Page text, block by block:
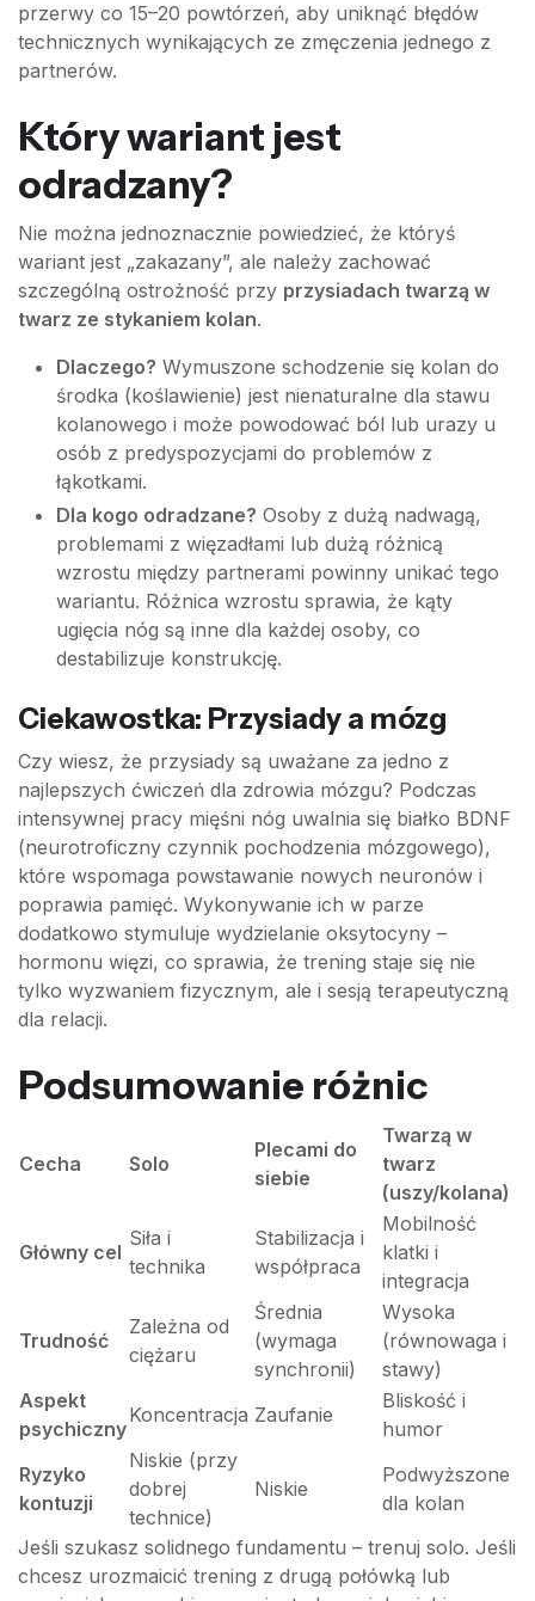
przerwy co 15–20 powtórzeń, aby uniknąć błędów
technicznych wynikających ze zmęczenia jednego z
partnerów.
Który wariant jest
odradzany?
Nie można jednoznacznie powiedzieć, że któryś
wariant jest „zakazany”, ale należy zachować
szczególną ostrożność przy przysiadach twarzą w
twarz ze stykaniem kolan.
Dlaczego? Wymuszone schodzenie się kolan do
środka (koślawienie) jest nienaturalne dla stawu
kolanowego i może powodować ból lub urazy u
osób z predyspozycjami do problemów z
łąkotkami.
Dla kogo odradzane? Osoby z dużą nadwagą,
problemami z więzadłami lub dużą różnicą
wzrostu między partnerami powinny unikać tego
wariantu. Różnica wzrostu sprawia, że kąty
ugięcia nóg są inne dla każdej osoby, co
destabilizuje konstrukcję.
Ciekawostka: Przysiady a mózg
Czy wiesz, że przysiady są uważane za jedno z
najlepszych ćwiczeń dla zdrowia mózgu? Podczas
intensywnej pracy mięśni nóg uwalnia się białko BDNF
(neurotroficzny czynnik pochodzenia mózgowego),
które wspomaga powstawanie nowych neuronów i
poprawia pamięć. Wykonywanie ich w parze
dodatkowo stymuluje wydzielanie oksytocyny –
hormonu więzi, co sprawia, że trening staje się nie
tylko wyzwaniem fizycznym, ale i sesją terapeutyczną
dla relacji.
Podsumowanie różnic
Cecha Solo
Plecami do
siebie
Twarzą w
twarz
(uszy/kolana)
Główny cel
Siła i
technika
Stabilizacja i
współpraca
Mobilność
klatki i
integracja
Trudność
Zależna od
ciężaru
Średnia
(wymaga
synchronii)
Wysoka
(równowaga i
stawy)
Aspekt
psychiczny
Koncentracja Zaufanie
Bliskość i
humor
Ryzyko
kontuzji
Niskie (przy
dobrej
technice)
Niskie
Podwyższone
dla kolan
Jeśli szukasz solidnego fundamentu – trenuj solo. Jeśli
chcesz urozmaicić trening z drugą połówką lub